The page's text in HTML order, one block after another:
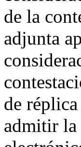
de la
adjunta
de
admitir la